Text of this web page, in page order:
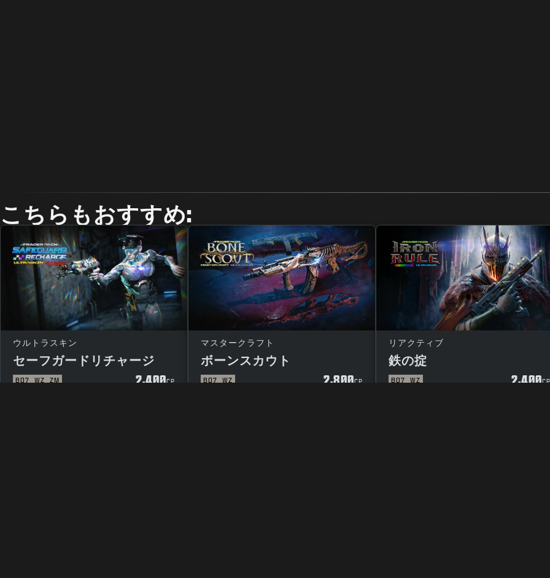
こちらもおすすめ:
ウルトラスキン
セーフガードリチャージ
BO7 WZ ZM 2,400CP
マスタークラフト
ボーンスカウト
BO7 WZ 2,800CP
リアクティブ
鉄の掟
BO7 WZ 2,400CP